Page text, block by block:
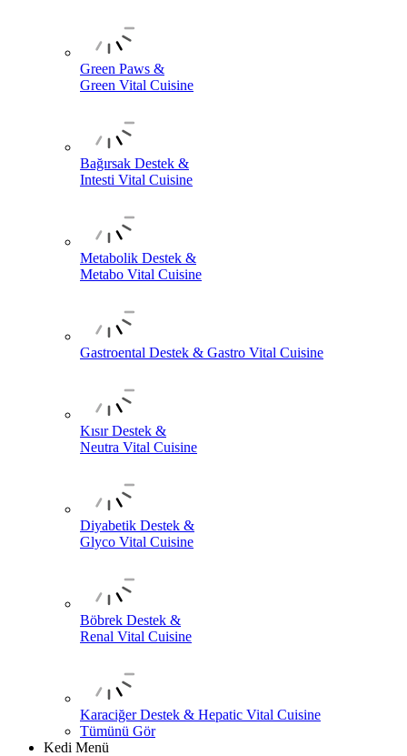
Green Paws &
Green Vital Cuisine
Bağırsak Destek &
Intesti Vital Cuisine
Metabolik Destek &
Metabo Vital Cuisine
Gastroental Destek & Gastro Vital Cuisine
Kısır Destek &
Neutra Vital Cuisine
Diyabetik Destek &
Glyco Vital Cuisine
Böbrek Destek &
Renal Vital Cuisine
Karaciğer Destek & Hepatic Vital Cuisine
Tümünü Gör
Kedi Menü